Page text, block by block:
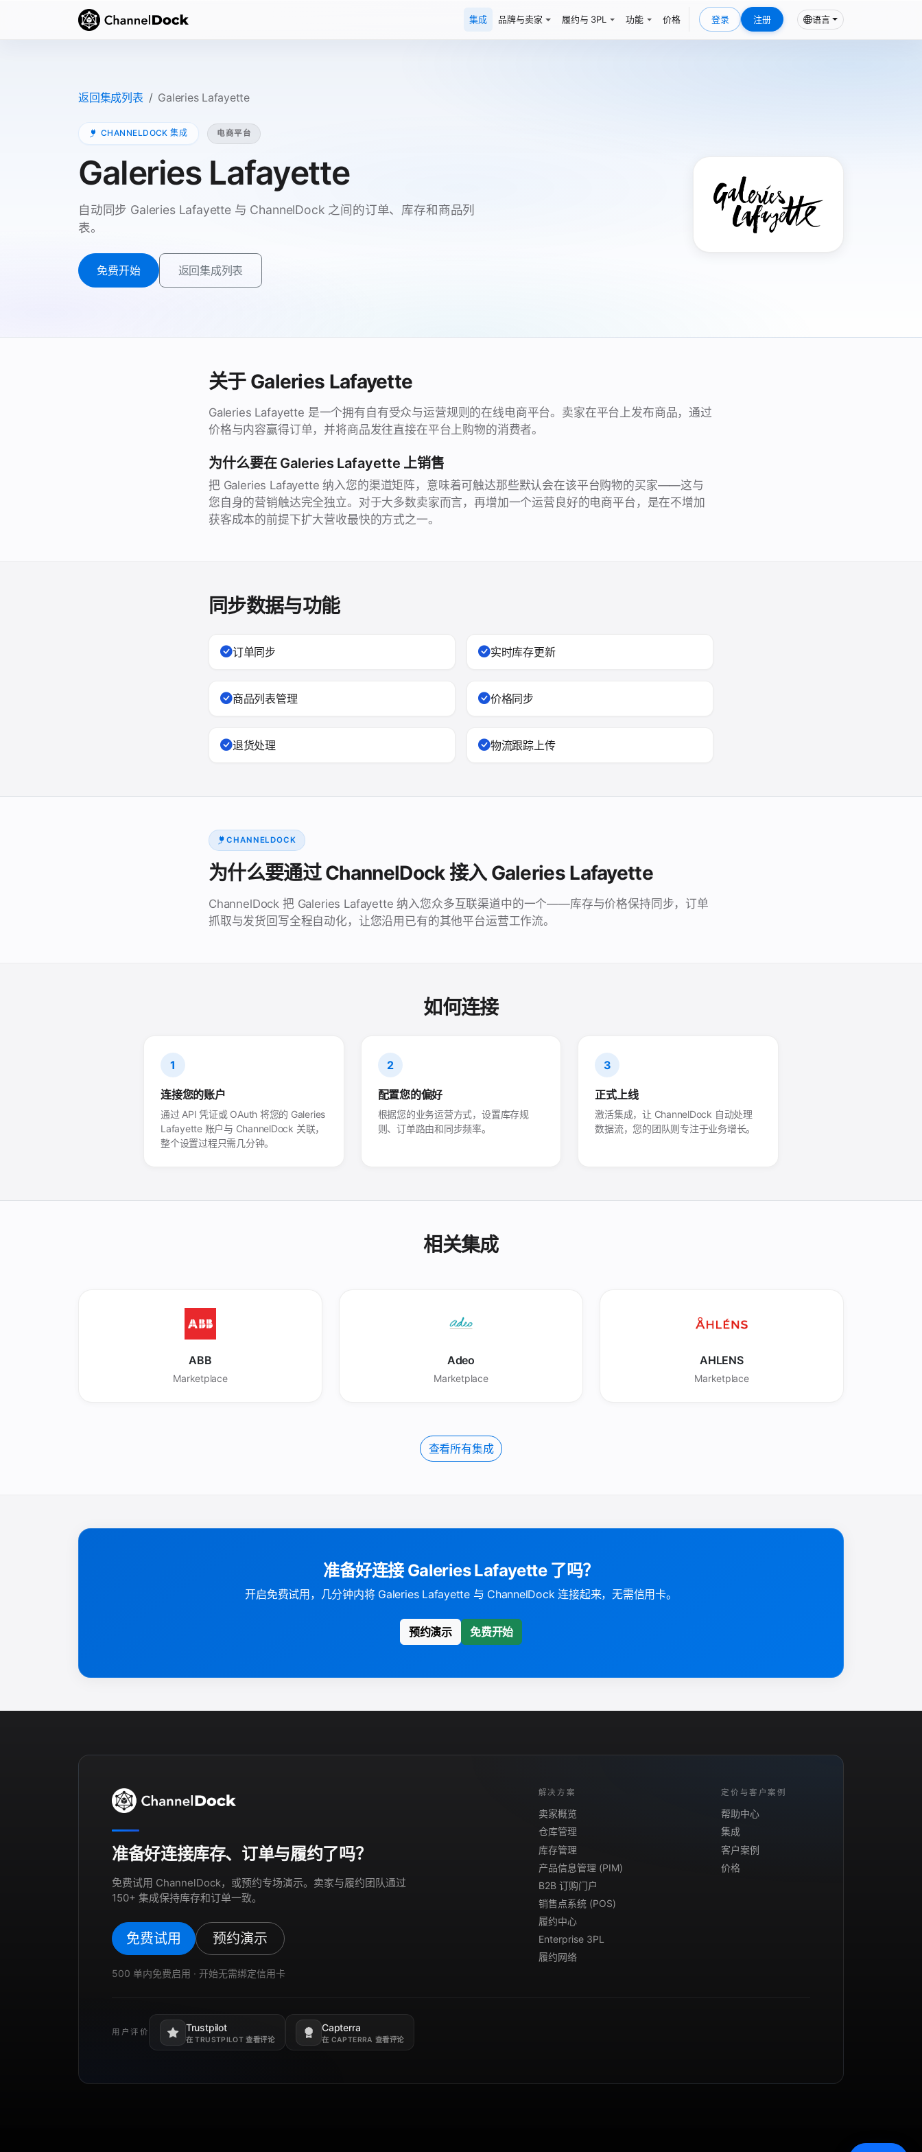
集成 品牌与卖家 履约与 3PL 功能 价格 登录 注册 语言
返回集成列表 Galeries Lafayette
CHANNELDOCK 集成 电商平台
Galeries Lafayette
自动同步 Galeries Lafayette 与 ChannelDock 之间的订单、库存和商品列
表。
免费开始 返回集成列表
关于 Galeries Lafayette
Galeries Lafayette 是一个拥有自有受众与运营规则的在线电商平台。卖家在平台上发布商品，通过
价格与内容赢得订单，并将商品发往直接在平台上购物的消费者。
为什么要在 Galeries Lafayette 上销售
把 Galeries Lafayette 纳入您的渠道矩阵，意味着可触达那些默认会在该平台购物的买家——这与
您自身的营销触达完全独立。对于大多数卖家而言，再增加一个运营良好的电商平台，是在不增加
获客成本的前提下扩大营收最快的方式之一。
同步数据与功能
订单同步 实时库存更新
商品列表管理 价格同步
退货处理 物流跟踪上传
CHANNELDOCK
为什么要通过 ChannelDock 接入 Galeries Lafayette
ChannelDock 把 Galeries Lafayette 纳入您众多互联渠道中的一个——库存与价格保持同步，订单
抓取与发货回写全程自动化，让您沿用已有的其他平台运营工作流。
如何连接
1
连接您的账户
通过 API 凭证或 OAuth 将您的 Galeries
Lafayette 账户与 ChannelDock 关联，
整个设置过程只需几分钟。
2
配置您的偏好
根据您的业务运营方式，设置库存规
则、订单路由和同步频率。
3
正式上线
激活集成，让 ChannelDock 自动处理
数据流，您的团队则专注于业务增长。
相关集成
ABB
Marketplace
Adeo
Marketplace
AHLENS
Marketplace
查看所有集成
准备好连接 Galeries Lafayette 了吗？
开启免费试用，几分钟内将 Galeries Lafayette 与 ChannelDock 连接起来，无需信用卡。
预约演示 免费开始
准备好连接库存、订单与履约了吗？
免费试用 ChannelDock，或预约专场演示。卖家与履约团队通过
150+ 集成保持库存和订单一致。
免费试用 预约演示
500 单内免费启用 · 开始无需绑定信用卡
解决方案
卖家概览
仓库管理
库存管理
产品信息管理 (PIM)
B2B 订购门户
销售点系统 (POS)
履约中心
Enterprise 3PL
履约网络
定价与客户案例
帮助中心
集成
客户案例
价格
用户评价 Trustpilot
在 TRUSTPILOT 查看评论
在新标签页打开。
Capterra
在 CAPTERRA 查看评论
在新标签页打开。